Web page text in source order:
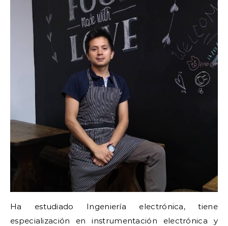
Ha estudiado Ingeniería electrónica, tiene
especialización en instrumentación electrónica y